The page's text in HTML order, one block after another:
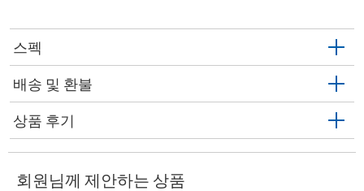
스펙
배송 및 환불
상품 후기
회원님께 제안하는 상품